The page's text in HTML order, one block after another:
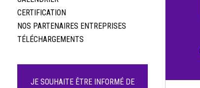
CERTIFICATION
NOS PARTENAIRES ENTREPRISES
TÉLÉCHARGEMENTS
JE SOUHAITE ÊTRE INFORMÉ DE